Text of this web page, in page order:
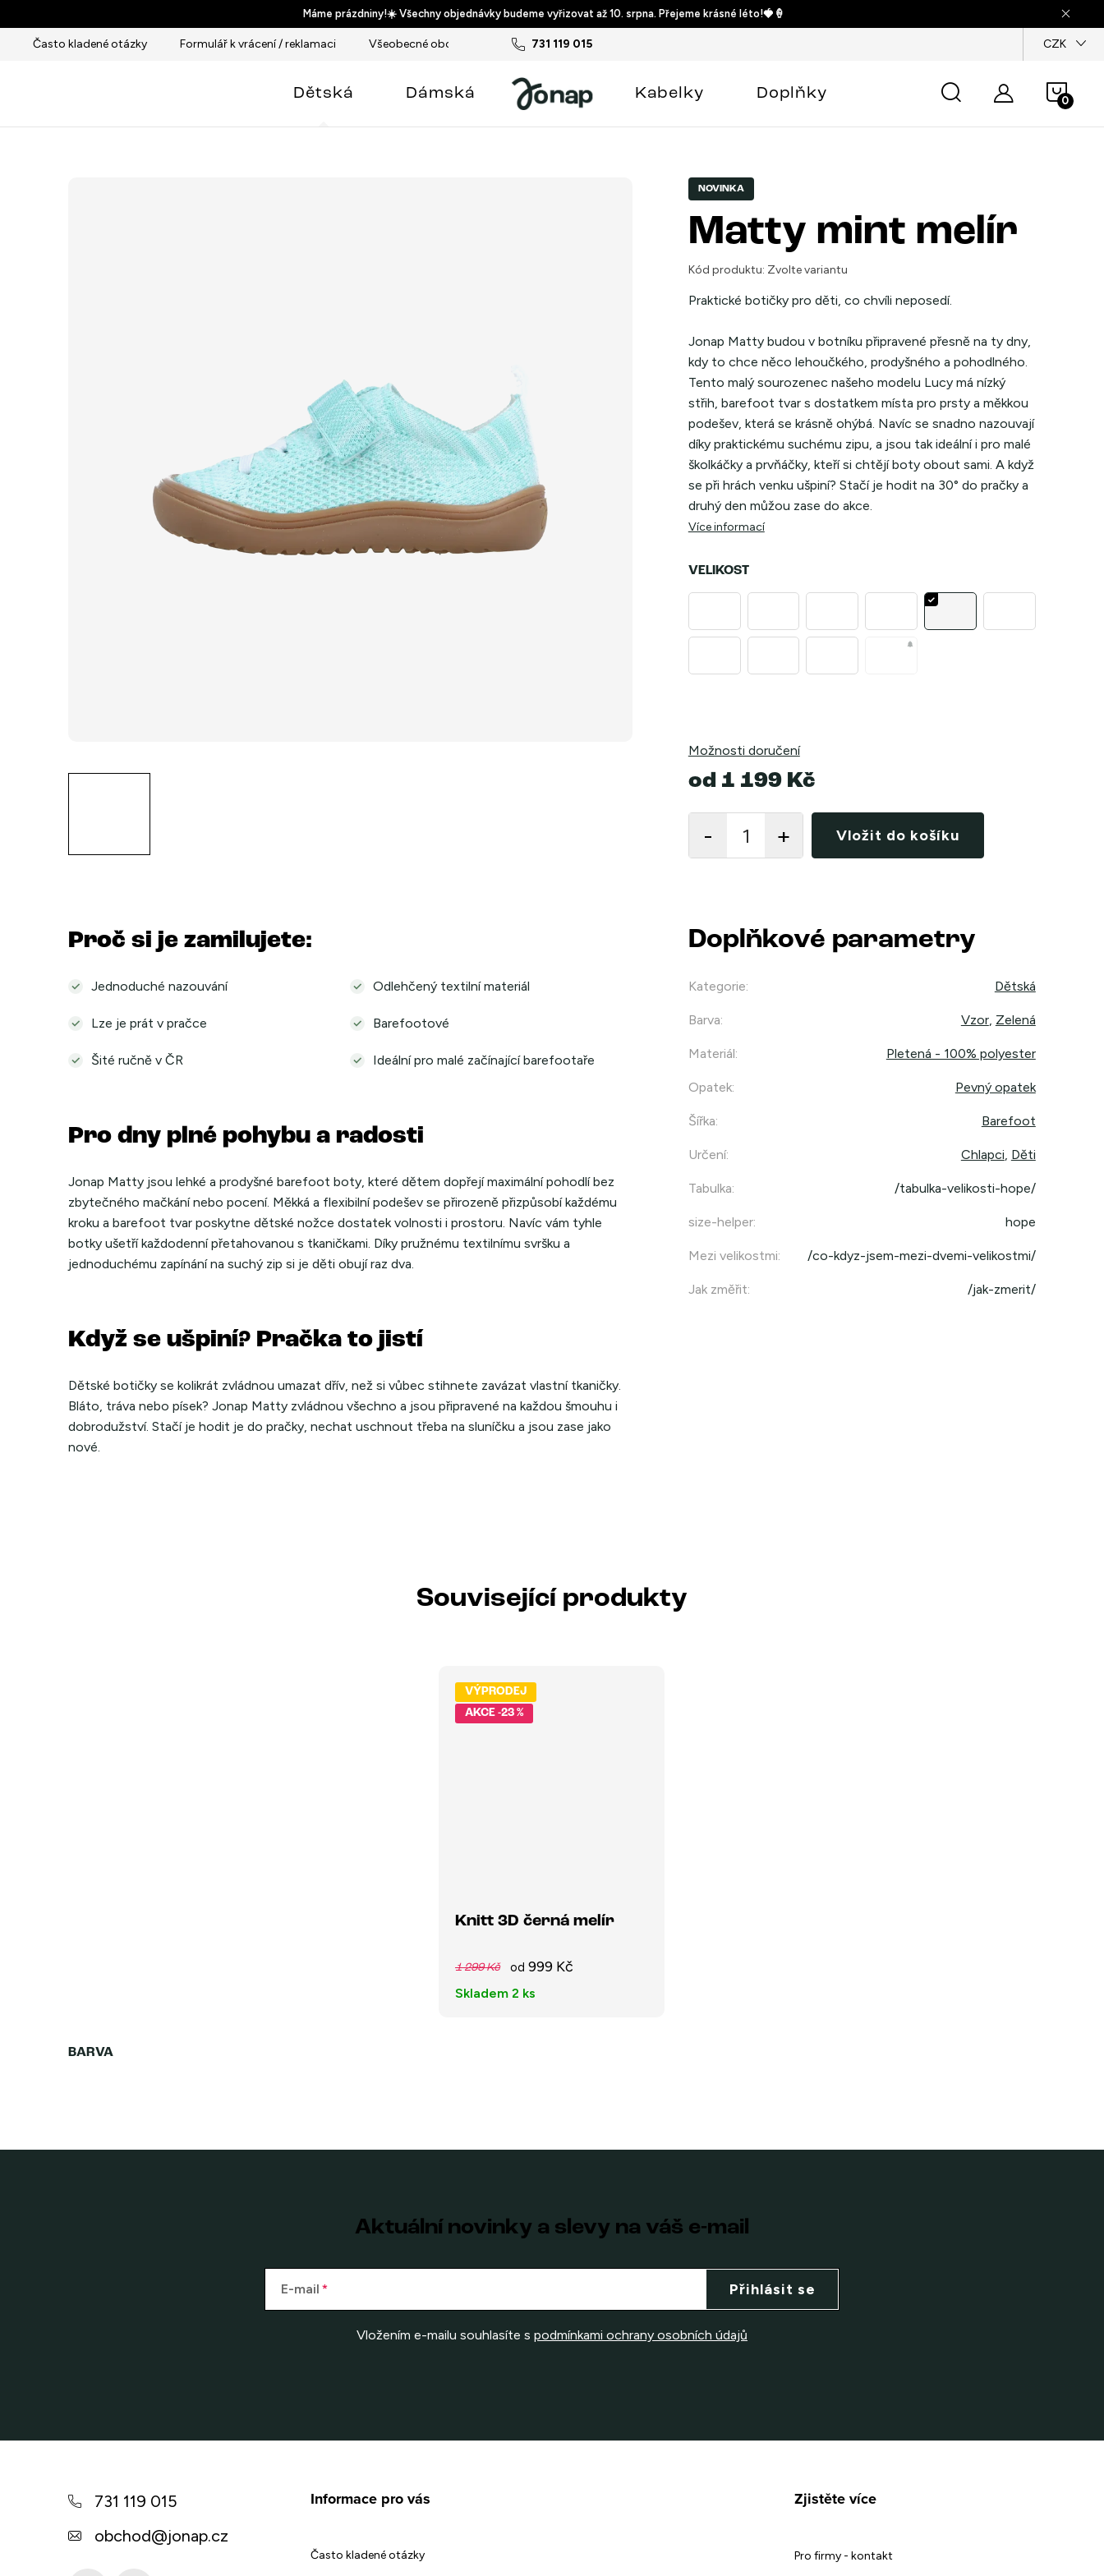
na
obsah
Máme prázdniny!☀️ Všechny objednávky budeme vyřizovat až 10. srpna. Přejeme krásné léto!🍓🍦
731 119 015
Často kladené otázky Formulář k vrácení / reklamaci Všeobecné obchodní podmínky Podmínky ochrany osobních údajů CZK
košík
Dětská Dámská Kabelky Doplňky
NOVINKA
Matty mint melír
Kód produktu: Zvolte variantu
Praktické botičky pro děti, co chvíli neposedí.
Jonap Mattybudou v botníku připravené přesně na ty dny,
kdy to chce něco lehoučkého, prodyšného a pohodlného.
Tento malý sourozenec našeho modelu Lucy má nízký
střih, barefoot tvar s dostatkem místa pro prsty a měkkou
podešev, která se krásně ohýbá. Navíc se snadno nazouvají
díky praktickému suchému zipu, a jsou tak ideální i pro malé
školkáčky a prvňáčky, kteří si chtějí boty obout sami. A když
se při hrách venku ušpiní? Stačí je hodit na 30° do pračky a
druhý den můžou zase do akce.
Více informací
VELIKOST
Možnosti doručení
od 1 199 Kč
Vložit do košíku
Proč si je zamilujete:
Jednoduché nazouvání Odlehčený textilní materiál
Lze je prát v pračce Barefootové
Šité ručně v ČR Ideální pro malé začínající barefootaře
Pro dny plné pohybu a radosti
Jonap Matty jsou lehké a prodyšné barefoot boty, které dětem dopřejí maximální pohodlí bez
zbytečného mačkání nebo pocení. Měkká a flexibilní podešev se přirozeně přizpůsobí každému
kroku a barefoot tvar poskytne dětské nožce dostatek volnosti i prostoru. Navíc vám tyhle
botky ušetří každodenní přetahovanou s tkaničkami. Díky pružnému textilnímu svršku a
jednoduchému zapínání na suchý zip si je děti obují raz dva.
Když se ušpiní? Pračka to jistí
Dětské botičky se kolikrát zvládnou umazat dřív, než si vůbec stihnete zavázat vlastní tkaničky.
Bláto, tráva nebo písek? Jonap Matty zvládnou všechno a jsou připravené na každou šmouhu i
dobrodužství. Stačí je hodit je do pračky, nechat uschnout třeba na sluníčku a jsou zase jako
nové.
Doplňkové parametry
Kategorie: Dětská
Barva: Vzor, Zelená
Materiál: Pletená - 100% polyester
Opatek: Pevný opatek
Šířka: Barefoot
Určení: Chlapci, Děti
Tabulka: /tabulka-velikosti-hope/
size-helper: hope
Mezi velikostmi: /co-kdyz-jsem-mezi-dvemi-velikostmi/
Jak změřit: /jak-zmerit/
Související produkty
VÝPRODEJ
-23 %
Knitt 3D černá melír
1 299 Kč od 999 Kč
Skladem 2 ks
Aktuální novinky a slevy na váš e-mail
E-mail
Vložením e-mailu souhlasíte s podmínkami ochrany osobních údajů
Přihlásit se
731 119 015
obchod@jonap.cz
Informace pro vás
Často kladené otázky
Zjistěte více
Pro firmy - kontakt